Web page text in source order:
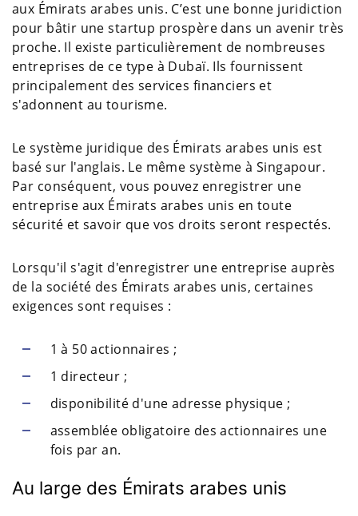
aux Émirats arabes unis. C’est une bonne juridiction
pour bâtir une startup prospère dans un avenir très
proche. Il existe particulièrement de nombreuses
entreprises de ce type à Dubaï. Ils fournissent
principalement des services financiers et
s'adonnent au tourisme.
Le système juridique des Émirats arabes unis est
basé sur l'anglais. Le même système à Singapour.
Par conséquent, vous pouvez enregistrer une
entreprise aux Émirats arabes unis en toute
sécurité et savoir que vos droits seront respectés.
Lorsqu'il s'agit d'enregistrer une entreprise auprès
de la société des Émirats arabes unis, certaines
exigences sont requises :
1 à 50 actionnaires ;
1 directeur ;
disponibilité d'une adresse physique ;
assemblée obligatoire des actionnaires une
fois par an.
Au large des Émirats arabes unis